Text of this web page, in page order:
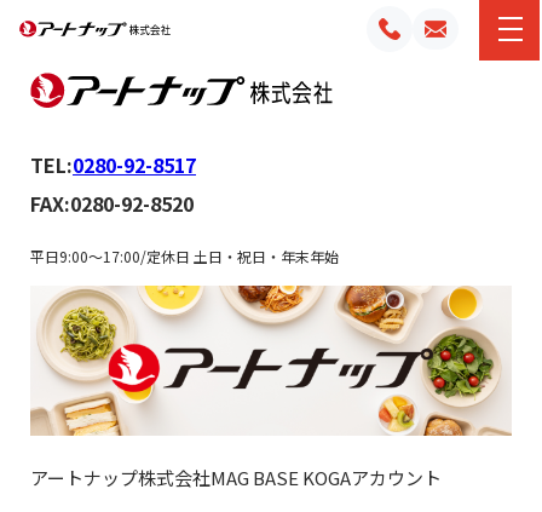
TEL:0280-92-8517
FAX:0280-92-8520
平日9:00～17:00/定休日 土日・祝日・年末年始
アートナップ株式会社MAG BASE KOGAアカウント